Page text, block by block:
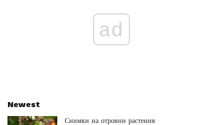
ad
Newest
Снимки на отровни растения